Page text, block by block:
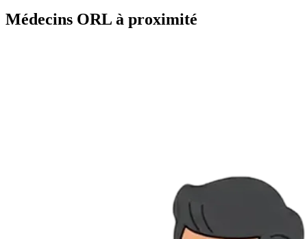
Médecins ORL à proximité